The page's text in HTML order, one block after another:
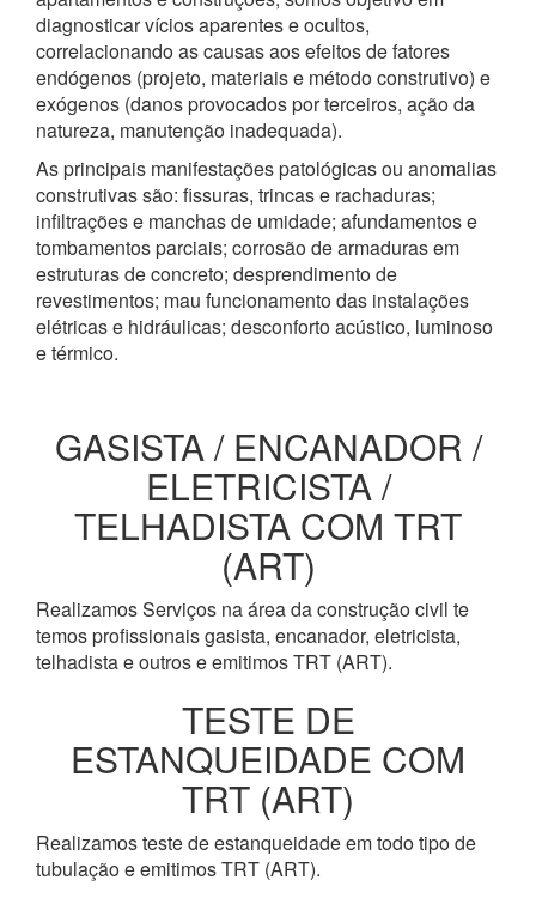
diagnosticar vícios aparentes e ocultos,
correlacionando as causas aos efeitos de fatores
endógenos (projeto, materiais e método construtivo) e
exógenos (danos provocados por terceiros, ação da
natureza, manutenção inadequada).
As principais manifestações patológicas ou anomalias
construtivas são: fissuras, trincas e rachaduras;
infiltrações e manchas de umidade; afundamentos e
tombamentos parciais; corrosão de armaduras em
estruturas de concreto; desprendimento de
revestimentos; mau funcionamento das instalações
elétricas e hidráulicas; desconforto acústico, luminoso
e térmico.
GASISTA / ENCANADOR /
ELETRICISTA /
TELHADISTA COM TRT
(ART)
Realizamos Serviços na área da construção civil te
temos profissionais gasista, encanador, eletricista,
telhadista e outros e emitimos TRT (ART).
TESTE DE
ESTANQUEIDADE COM
TRT (ART)
Realizamos teste de estanqueidade em todo tipo de
tubulação e emitimos TRT (ART).